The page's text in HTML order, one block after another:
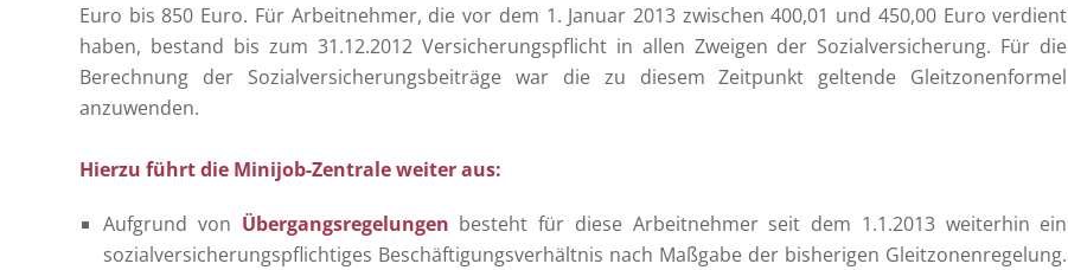
Euro bis 850 Euro. Für Arbeitnehmer, die vor dem 1. Januar 2013 zwischen 400,01 und 450,00 Euro verdient
haben, bestand bis zum 31.12.2012 Versicherungspflicht in allen Zweigen der Sozialversicherung. Für die
Berechnung der Sozialversicherungsbeiträge war die zu diesem Zeitpunkt geltende Gleitzonenformel
anzuwenden.
Hierzu führt die Minijob-Zentrale weiter aus:
Aufgrund von Übergangsregelungen besteht für diese Arbeitnehmer seit dem 1.1.2013 weiterhin ein
sozialversicherungspflichtiges Beschäftigungsverhältnis nach Maßgabe der bisherigen Gleitzonenregelung.